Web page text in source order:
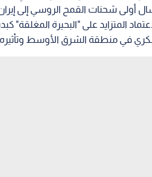
المتزايد على "البحيرة
في منطقة الشرق الأوسط وتأثيره